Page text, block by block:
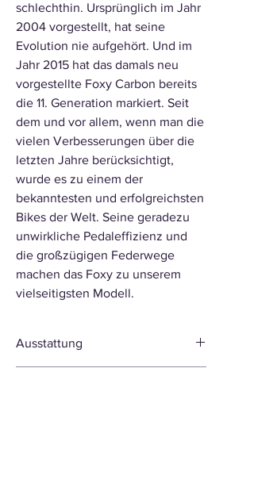
schlechthin. Ursprünglich im Jahr
2004 vorgestellt, hat seine
Evolution nie aufgehört. Und im
Jahr 2015 hat das damals neu
vorgestellte Foxy Carbon bereits
die 11. Generation markiert. Seit
dem und vor allem, wenn man die
vielen Verbesserungen über die
letzten Jahre berücksichtigt,
wurde es zu einem der
bekanntesten und erfolgreichsten
Bikes der Welt. Seine geradezu
unwirkliche Pedaleffizienz und
die großzügigen Federwege
machen das Foxy zu unserem
vielseitigsten Modell.
Ausstattung